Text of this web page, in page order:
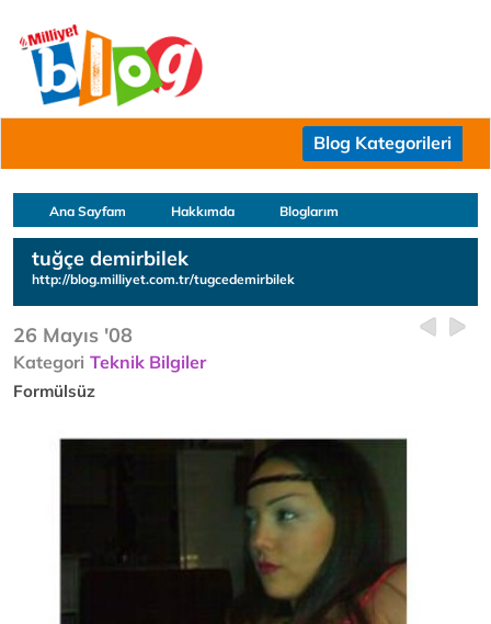
Blog Kategorileri
Ana Sayfam Hakkımda Bloglarım
tuğçe demirbilek
http://blog.milliyet.com.tr/tugcedemirbilek
26 Mayıs '08
Kategori Teknik Bilgiler
Formülsüz